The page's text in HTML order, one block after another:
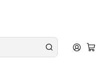
a
Calada